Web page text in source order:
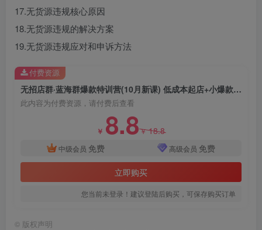
17.无货源违规核心原因
18.无货源违规的解决方案
19.无货源违规应对和申诉方法
无招店群·蓝海群爆款特训营(10月新课) 低成本起店+小爆款打造+群爆款维护
此内容为付费资源，请付费后查看
￥ 8.8￥18.8
中级会员 免费 高级会员 免费
立即购买
您当前未登录！建议登陆后购买，可保存购买订单
付费资源
© 版权声明